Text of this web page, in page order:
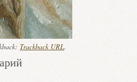
Trackback URL.